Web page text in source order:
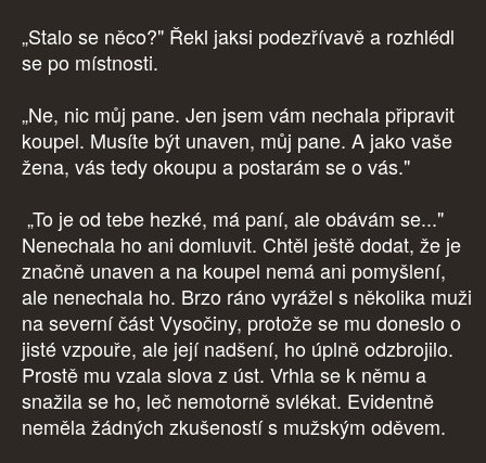
„Stalo se něco?" Řekl jaksi podezřívavě a rozhlédl
se po místnosti.
„Ne, nic můj pane. Jen jsem vám nechala připravit
koupel. Musíte být unaven, můj pane. A jako vaše
žena, vás tedy okoupu a postarám se o vás."
„To je od tebe hezké, má paní, ale obávám se..."
Nenechala ho ani domluvit. Chtěl ještě dodat, že je
značně unaven a na koupel nemá ani pomyšlení,
ale nenechala ho. Brzo ráno vyrážel s několika muži
na severní část Vysočiny, protože se mu doneslo o
jisté vzpouře, ale její nadšení, ho úplně odzbrojilo.
Prostě mu vzala slova z úst. Vrhla se k němu a
snažila se ho, leč nemotorně svlékat. Evidentně
neměla žádných zkušeností s mužským oděvem.